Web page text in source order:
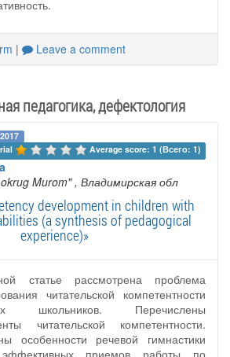
| Leave a comment
педагогика, дефектология
Average score: 1 (Всего: 1)
Murom" , Владимирская обл
development in children with
(a synthesis of pedagogical
experience)»
статье рассмотрена проблема
читательской компетентности
школьников. Перечислены
читательской компетентности.
особенности речевой гимнастики
приемов работы по